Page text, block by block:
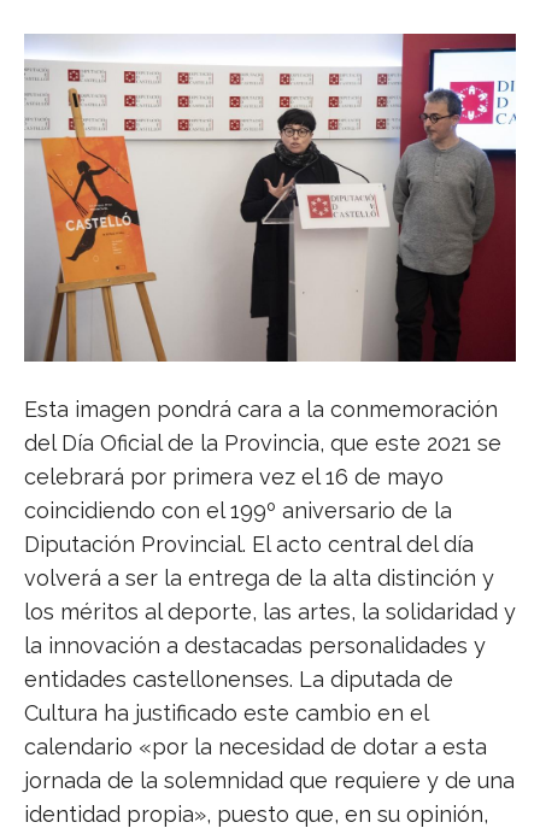
Esta imagen pondrá cara a la conmemoración
del Día Oficial de la Provincia, que este 2021 se
celebrará por primera vez el 16 de mayo
coincidiendo con el 199º aniversario de la
Diputación Provincial. El acto central del día
volverá a ser la entrega de la alta distinción y
los méritos al deporte, las artes, la solidaridad y
la innovación a destacadas personalidades y
entidades castellonenses. La diputada de
Cultura ha justificado este cambio en el
calendario «por la necesidad de dotar a esta
jornada de la solemnidad que requiere y de una
identidad propia», puesto que, en su opinión,